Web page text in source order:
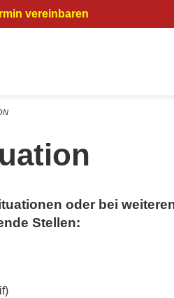
vereinbaren
oder bei
Stellen: